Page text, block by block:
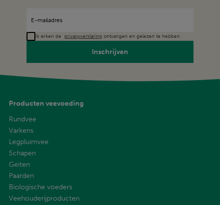
Ik erken de privacyverklaring ontvangen en gelezen te hebben.
Inschrijven
Producten veevoeding
Rundvee
Varkens
Legpluimvee
Schapen
Geiten
Paarden
Biologische voeders
Veehouderijproducten